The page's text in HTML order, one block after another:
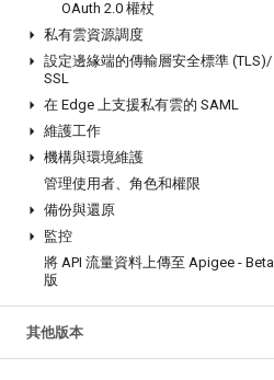
OAuth 2.0 權杖
私有雲資源調度
設定邊緣端的傳輸層安全標準 (TLS)/
SSL
在 Edge 上支援私有雲的 SAML
維護工作
機構與環境維護
管理使用者、角色和權限
備份與還原
監控
將 API 流量資料上傳至 Apigee - Beta
版
其他版本
關於 Apigee
We're part of Google
活動
合作夥伴
電子書與網路廣播